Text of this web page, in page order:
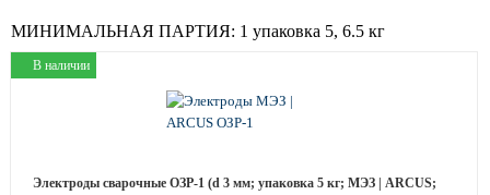
МИНИМАЛЬНАЯ ПАРТИЯ: 1 упаковка 5, 6.5 кг
В наличии
Электроды сварочные ОЗР-1 (d 3 мм; упаковка 5 кг; МЭЗ | ARCUS;